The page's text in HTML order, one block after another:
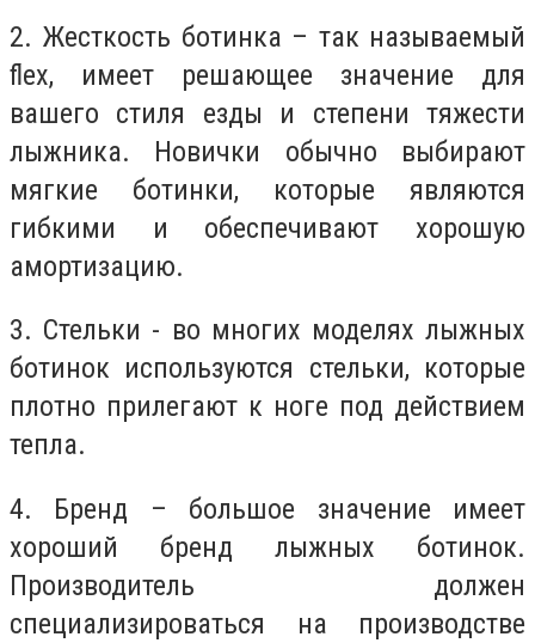
2. Жесткость ботинка – так называемый
flex, имеет решающее значение для
вашего стиля езды и степени тяжести
лыжника. Новички обычно выбирают
мягкие ботинки, которые являются
гибкими и обеспечивают хорошую
амортизацию.
3. Стельки - во многих моделях лыжных
ботинок используются стельки, которые
плотно прилегают к ноге под действием
тепла.
4. Бренд – большое значение имеет
хороший бренд лыжных ботинок.
Производитель должен
специализироваться на производстве